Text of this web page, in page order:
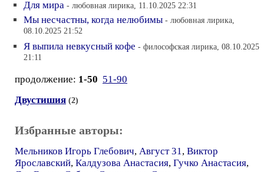
Для мира - любовная лирика, 11.10.2025 22:31
Мы несчастны, когда нелюбимы - любовная лирика,
08.10.2025 21:52
Я выпила невкусный кофе - философская лирика, 08.10.2025
21:11
продолжение: 1-50 51-90
Двустишия (2)
Избранные авторы:
Мельников Игорь Глебович, Август 31, Виктор
Ярославский, Калдузова Анастасия, Гучко Анастасия,